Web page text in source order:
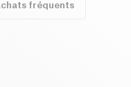
fréquents